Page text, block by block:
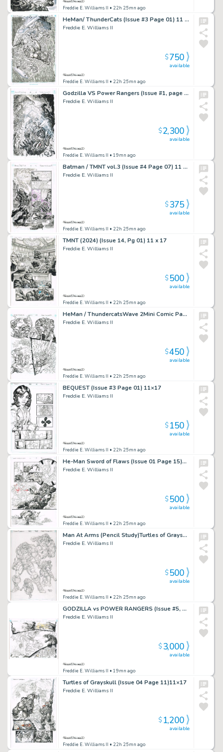
Freddie E. Williams II • 22h 25mn ago
HeMan/ ThunderCats (Issue #3 Page 01) 11 x 17
Freddie E. Williams II
Freddie E. Williams II • 22h 25mn ago
available
$750
Godzilla VS Power Rangers (Issue #1, page 18) 11×17
Freddie E. Williams II
Freddie E. Williams II • 19mn ago
available
$2,300
Batman / TMNT vol.3 (Issue #4 Page 07) 11 x 17
Freddie E. Williams II
Freddie E. Williams II • 22h 25mn ago
available
$375
TMNT (2024) (Issue 14, Pg 01) 11 x 17
Freddie E. Williams II
Freddie E. Williams II • 22h 25mn ago
available
$500
HeMan / ThundercatsWave 2Mini Comic Page 0511×17
Freddie E. Williams II
Freddie E. Williams II • 22h 25mn ago
available
$450
BEQUEST (Issue #3 Page 01) 11×17
Freddie E. Williams II
Freddie E. Williams II • 22h 25mn ago
available
$150
He-Man Sword of Flaws (Issue 01 Page 15)11×17
Freddie E. Williams II
Freddie E. Williams II • 22h 25mn ago
available
$500
Man At Arms (Pencil Study)Turtles of Grayskull 11×17
Freddie E. Williams II
Freddie E. Williams II • 22h 25mn ago
available
$500
GODZILLA vs POWER RANGERS (Issue #5, page 10-11) 22×17
Freddie E. Williams II
Freddie E. Williams II • 19mn ago
available
$3,000
Turtles of Grayskull (Issue 04 Page 11)11×17
Freddie E. Williams II
Freddie E. Williams II • 22h 25mn ago
available
$1,200